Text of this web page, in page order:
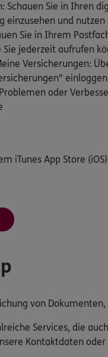
Schauen Sie in Ihren
einzusehen und nutzen
Sie in Ihrem
jederzeit aufrufen
Versicherungen:
oder
iTunes App Store
von
Services, die
Kontaktdaten